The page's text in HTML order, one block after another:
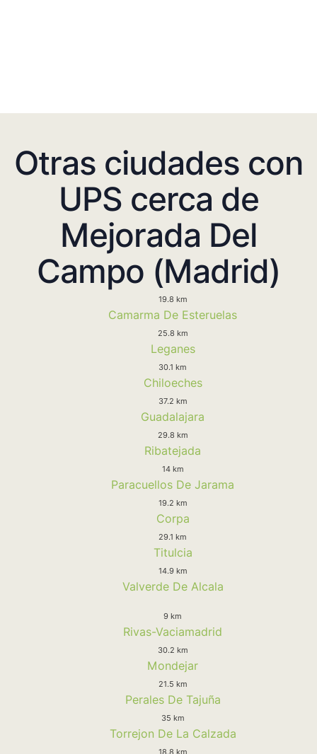
Otras ciudades con
UPS cerca de
Mejorada Del
Campo (Madrid)
19.8 km
Camarma De Esteruelas
25.8 km
Leganes
30.1 km
Chiloeches
37.2 km
Guadalajara
29.8 km
Ribatejada
14 km
Paracuellos De Jarama
19.2 km
Corpa
29.1 km
Titulcia
14.9 km
Valverde De Alcala
9 km
Rivas-Vaciamadrid
30.2 km
Mondejar
21.5 km
Perales De Tajuña
35 km
Torrejon De La Calzada
18.8 km